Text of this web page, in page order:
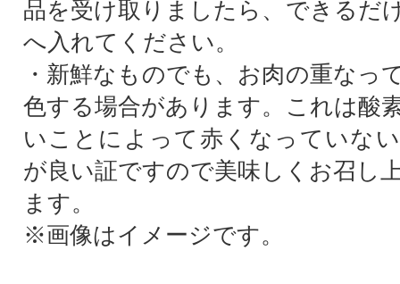
品を受け取りましたら、できるだ
へ入れてください。
・新鮮なものでも、お肉の重なっ
色する場合があります。これは酸
いことによって赤くなっていな
が良い証ですので美味しくお召し
ます。
※画像はイメージです。